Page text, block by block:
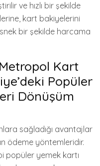
ve hızlı bir şekilde
kart bakiyelerini
bir şekilde harcama
Kart
Popüler
Dönüşüm
sağladığı avantajlar
ödeme yöntemleridir.
popüler yemek kartı